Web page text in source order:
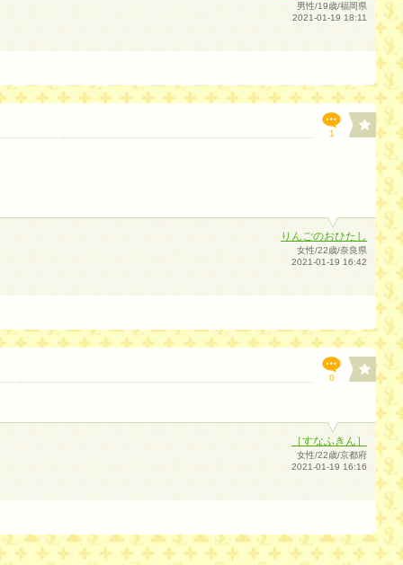
男性/19歳/福岡県
2021-01-19 18:11
1
りんごのおひたし
女性/22歳/奈良県
2021-01-19 16:42
0
［すなふきん］
女性/22歳/京都府
2021-01-19 16:16